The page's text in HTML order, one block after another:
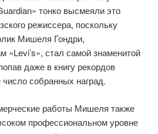
тонко высмеяли это
режиссера, поскольку
Мишеля Гондри,
«Levi’s», стал самой знаменитой
даже в книгу рекордов
число собранных наград.
работы Мишеля также
профессиональном уровне